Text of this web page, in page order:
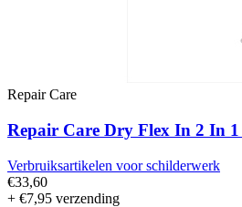
Repair Care
Repair Care Dry Flex In 2 In
Verbruiksartikelen voor schilderwerk
€33,60
+ €7,95 verzending